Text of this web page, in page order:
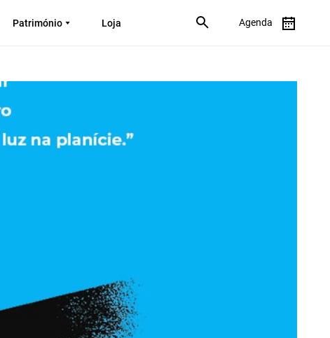
Património Loja Agenda